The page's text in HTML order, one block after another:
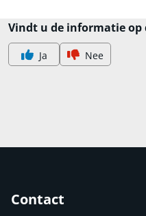
Vindt u de informatie op
Ja Nee
Contact